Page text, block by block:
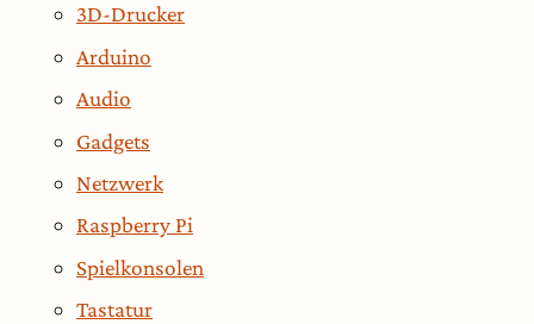
3D-Drucker
Arduino
Audio
Gadgets
Netzwerk
Raspberry Pi
Spielkonsolen
Tastatur